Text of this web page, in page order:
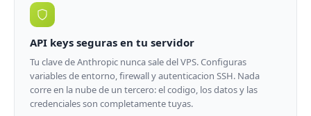
API keys seguras en tu servidor
Tu clave de Anthropic nunca sale del VPS. Configuras
variables de entorno, firewall y autenticacion SSH. Nada
corre en la nube de un tercero: el codigo, los datos y las
credenciales son completamente tuyas.